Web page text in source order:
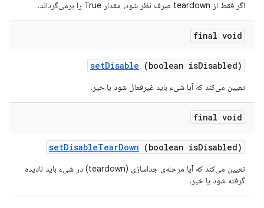
اگر فقط از teardown صرف نظر شود، مقدار True را برمی‌گرداند.
final void
setDisable (boolean isDisabled)
تعیین می‌کند که آیا شیء باید غیرفعال شود یا خیر.
final void
setDisableTearDown (boolean isDisabled)
تعیین می‌کند که آیا مرحله‌ی جداسازی (teardown) در شیء باید نادیده
گرفته شود یا خیر.